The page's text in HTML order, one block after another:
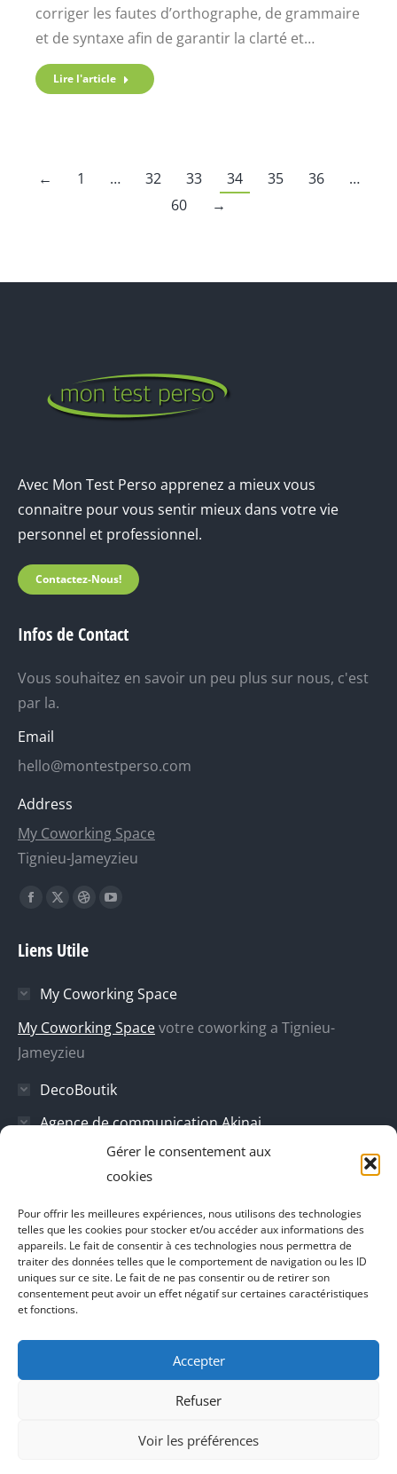
Gérer le consentement aux
cookies
Pour offrir les meilleures expériences, nous utilisons des technologies
telles que les cookies pour stocker et/ou accéder aux informations des
appareils. Le fait de consentir à ces technologies nous permettra de
traiter des données telles que le comportement de navigation ou les ID
uniques sur ce site. Le fait de ne pas consentir ou de retirer son
consentement peut avoir un effet négatif sur certaines caractéristiques
et fonctions.
Accepter
Refuser
Voir les préférences
corriger les fautes d’orthographe, de grammaire
et de syntaxe afin de garantir la clarté et…
Lire l'article
← 1 … 32 33 34 35 36
…
60
→
Avec Mon Test Perso apprenez a mieux vous
connaitre pour vous sentir mieux dans votre vie
personnel et professionnel.
Contactez-Nous!
Infos de Contact
Vous souhaitez en savoir un peu plus sur nous, c'est
par la.
Email
hello@montestperso.com
Address
My Coworking Space
Tignieu-Jameyzieu
Trouvez nous sur :
La
Facebook
dans
une
nouvelle
La
X
dans
une
nouvelle
La
Dribble
dans
une
nouvelle
La
dans
une
Liens Utile
My Coworking Space
My Coworking Spacevotre coworking a Tignieu-
Jameyzieu
DecoBoutik
Agence de communication Akinai
Place Du Dauphine
L'instant Ki
Il parlent de vous